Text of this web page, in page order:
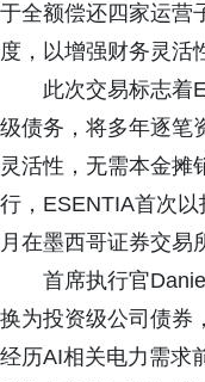
于全额偿还四家运营
度，以增强财务灵活
此次交易标志着
级债务，将多年逐笔
灵活性，无需本金摊
行，ESENTIA首次
月在墨西哥证券交易
首席执行官
换为投资级公司债券
经历AI相关电力需求